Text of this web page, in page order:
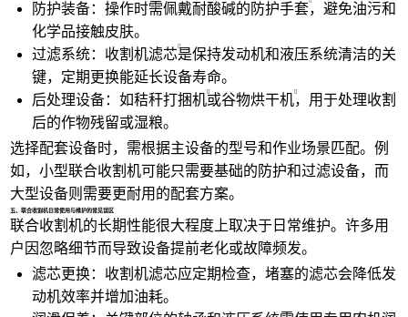
防护装备：操作时需佩戴耐酸碱的 防护手套，避免油污和
化学品接触皮肤。
过滤系统： 收割机滤芯是保持发动机和液压系统清洁的关
键，定期更换能延长设备寿命。
后处理设备：如秸秆打捆机或谷物烘干机，用于处理收割
后的作物残留或湿粮。
选择配套设备时，需根据主设备的型号和作业场景匹配。例
如，小型联合收割机可能只需要基础的防护和过滤设备，而
大型设备则需要更耐用的配套方案。
五、联合收割机日常使用与维护的常见误区
联合收割机的长期性能很大程度上取决于日常维护。许多用
户因忽略细节而导致设备提前老化或故障频发。
滤芯更换：收割机滤芯应定期检查，堵塞的滤芯会降低发
动机效率并增加油耗。